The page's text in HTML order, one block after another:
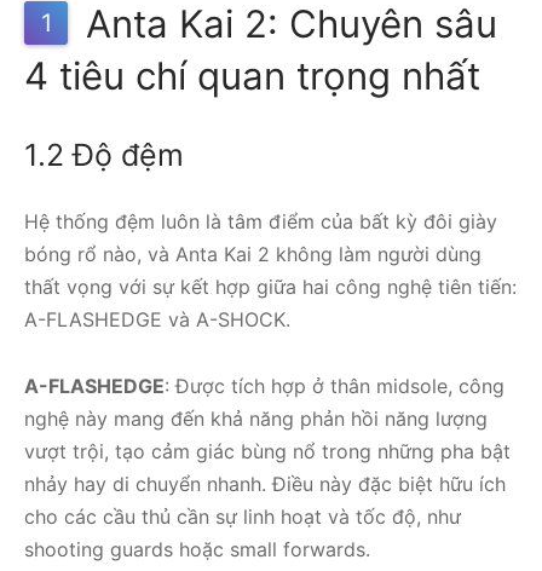
1
Anta Kai 2: Chuyên sâu
4 tiêu chí quan trọng nhất
1.2 Độ đệm
Hệ thống đệm luôn là tâm điểm của bất kỳ đôi giày
bóng rổ nào, và Anta Kai 2 không làm người dùng
thất vọng với sự kết hợp giữa hai công nghệ tiên tiến:
A-FLASHEDGE và A-SHOCK.
A-FLASHEDGE: Được tích hợp ở thân midsole, công
nghệ này mang đến khả năng phản hồi năng lượng
vượt trội, tạo cảm giác bùng nổ trong những pha bật
nhảy hay di chuyển nhanh. Điều này đặc biệt hữu ích
cho các cầu thủ cần sự linh hoạt và tốc độ, như
shooting guards hoặc small forwards.